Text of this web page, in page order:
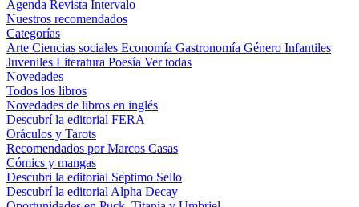
Agenda Revista Intervalo
Nuestros recomendados
Categorías
Arte Ciencias sociales Economía Gastronomía Género Infantiles
Juveniles Literatura Poesía Ver todas
Novedades
Todos los libros
Novedades de libros en inglés
Descubrí la editorial FERA
Oráculos y Tarots
Recomendados por Marcos Casas
Cómics y mangas
Descubri la editorial Septimo Sello
Descubrí la editorial Alpha Decay